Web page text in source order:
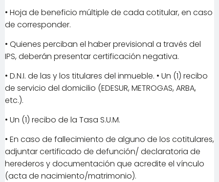
• Hoja de beneficio múltiple de cada cotitular, en caso
de corresponder.
• Quienes perciban el haber previsional a través del
IPS, deberán presentar certificación negativa.
• D.N.I. de las y los titulares del inmueble. • Un (1) recibo
de servicio del domicilio (EDESUR, METROGAS, ARBA,
etc.).
• Un (1) recibo de la Tasa S.U.M.
• En caso de fallecimiento de alguno de los cotitulares,
adjuntar certificado de defunción/ declaratoria de
herederos y documentación que acredite el vínculo
(acta de nacimiento/matrimonio).